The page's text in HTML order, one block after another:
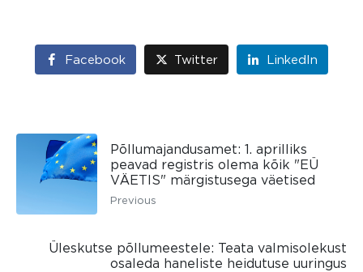
Facebook Twitter LinkedIn
Põllumajandusamet: 1. aprilliks
peavad registris olema kõik "EÜ
VÄETIS" märgistusega väetised
Previous
Üleskutse põllumeestele: Teata valmisolekust
osaleda haneliste heidutuse uuringus